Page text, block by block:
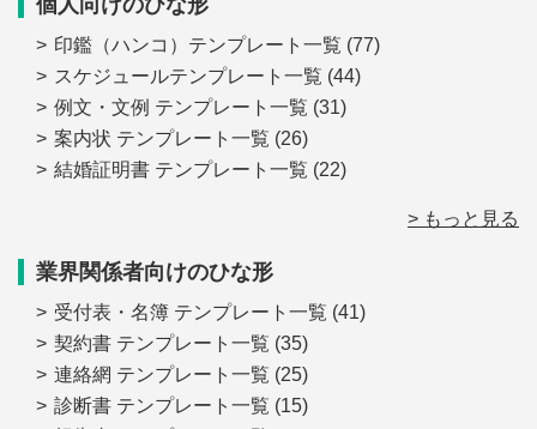
個人向けのひな形
印鑑（ハンコ）テンプレート一覧 (77)
スケジュールテンプレート一覧 (44)
例文・文例 テンプレート一覧 (31)
案内状 テンプレート一覧 (26)
結婚証明書 テンプレート一覧 (22)
> もっと見る
業界関係者向けのひな形
受付表・名簿 テンプレート一覧 (41)
契約書 テンプレート一覧 (35)
連絡網 テンプレート一覧 (25)
診断書 テンプレート一覧 (15)